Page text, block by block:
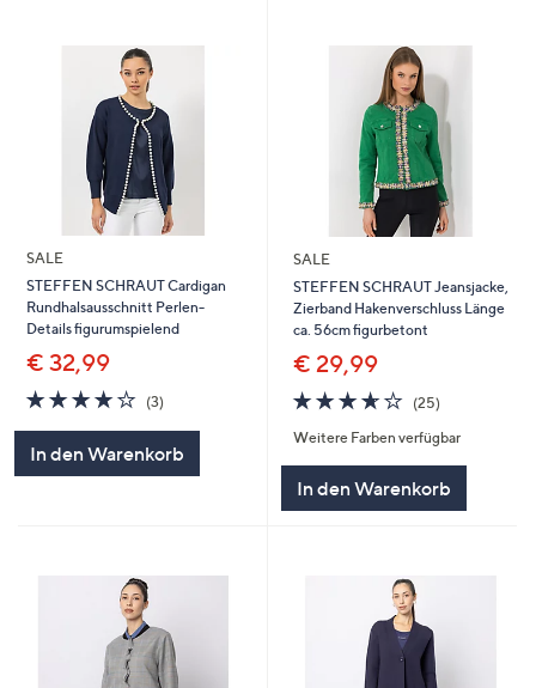
SALE
STEFFEN SCHRAUT Cardigan
Rundhalsausschnitt Perlen-
Details figurumspielend
€ 32,99
3.7
von
(3)
In den Warenkorb
SALE
STEFFEN SCHRAUT Jeansjacke,
Zierband Hakenverschluss Länge
ca. 56cm figurbetont
€ 29,99
3.6
von
5
(25)
Weitere Farben verfügbar
In den Warenkorb